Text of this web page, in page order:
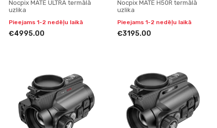
Nocpix MATE ULTRA termālā
uzlika
Pieejams 1-2 nedēļu laikā
€4995.00
Nocpix MATE H50R termālā
uzlika
Pieejams 1-2 nedēļu laikā
€3195.00